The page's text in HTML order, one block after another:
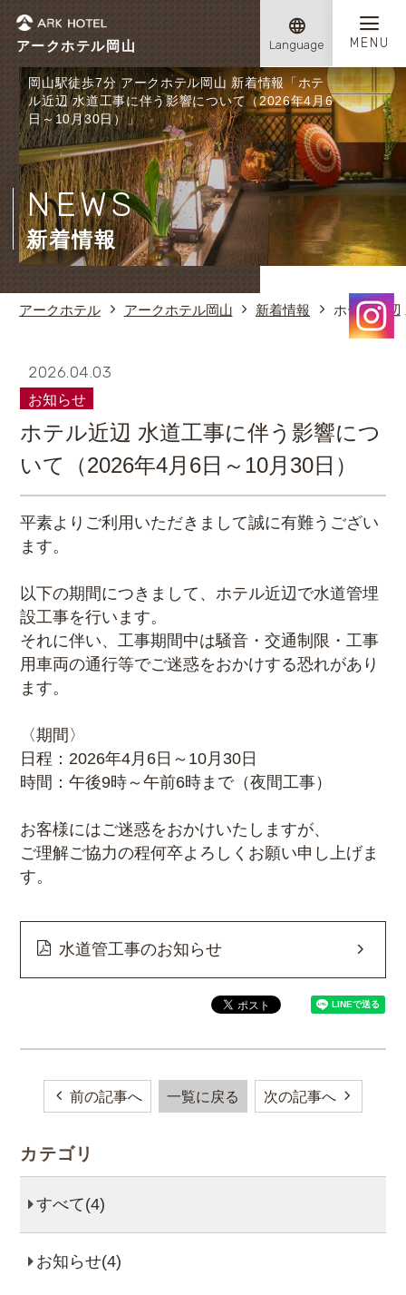
岡山駅徒歩7分 アークホテル岡山 新着情報「ホテ
ル近辺 水道工事に伴う影響について（2026年4月6
日～10月30日）」
アークホテル岡山 Language
NEWS
新着情報
アークホテル アークホテル岡山 新着情報 ホテル近辺
2026.04.03
お知らせ
ホテル近辺 水道工事に伴う影響につ
いて（2026年4月6日～10月30日）
平素よりご利用いただきまして誠に有難うござい
ます。
以下の期間につきまして、ホテル近辺で水道管埋
設工事を行います。
それに伴い、工事期間中は騒音・交通制限・工事
用車両の通行等でご迷惑をおかけする恐れがあり
ます。
〈期間〉
日程：2026年4月6日～10月30日
時間：午後9時～午前6時まで（夜間工事）
お客様にはご迷惑をおかけいたしますが、
ご理解ご協力の程何卒よろしくお願い申し上げま
す。
水道管工事のお知らせ
前の記事へ 一覧に戻る 次の記事へ
カテゴリ
すべて(4)
お知らせ(4)